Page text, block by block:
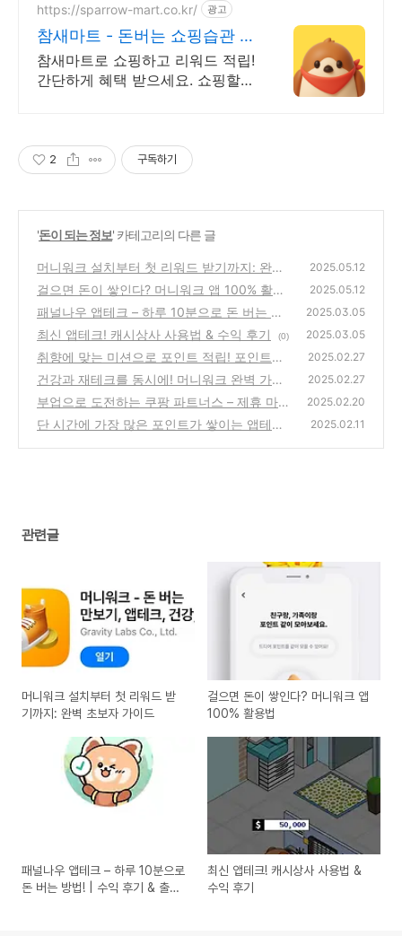
https://sparrow-mart.co.kr/ 광고
참새마트 - 돈버는 쇼핑습관 쇼
핑만 해도 포인트 적립
참새마트로 쇼핑하고 리워드 적립!
간단하게 혜택 받으세요. 쇼핑할때
2 구독하기
'돈이 되는 정보' 카테고리의 다른 글
머니워크 설치부터 첫 리워드 받기까지: 완벽
초보자 가이드
(0)
2025.05.12
걸으면 돈이 쌓인다? 머니워크 앱 100% 활용
법
(2)
2025.05.12
패널나우 앱테크 – 하루 10분으로 돈 버는 방
법! | 수익 후기 & 출금 방법
(0)
2025.03.05
최신 앱테크! 캐시상사 사용법 & 수익 후기 (0) 2025.03.05
취향에 맞는 미션으로 포인트 적립! 포인트몬
스터 완벽 가이드
(0)
2025.02.27
건강과 재테크를 동시에! 머니워크 완벽 가이
드 (포인트 쌓이는 앱 추천)
(0)
2025.02.27
부업으로 도전하는 쿠팡 파트너스 – 제휴 마케
팅으로 추가 수익 올리는 완벽 가이드
(0)
2025.02.20
단 시간에 가장 많은 포인트가 쌓이는 앱테크
2025.02.11
관련글
머니워크 설치부터 첫 리워드 받
기까지: 완벽 초보자 가이드
걸으면 돈이 쌓인다? 머니워크 앱
100% 활용법
패널나우 앱테크 – 하루 10분으로
돈 버는 방법! | 수익 후기 & 출금
최신 앱테크! 캐시상사 사용법 &
수익 후기